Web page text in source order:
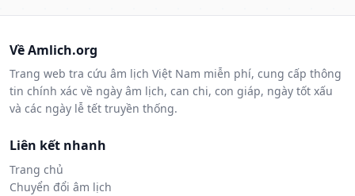
Về Amlich.org
Trang web tra cứu âm lịch Việt Nam miễn phí, cung cấp thông
tin chính xác về ngày âm lịch, can chi, con giáp, ngày tốt xấu
và các ngày lễ tết truyền thống.
Liên kết nhanh
Trang chủ
Chuyển đổi âm lịch